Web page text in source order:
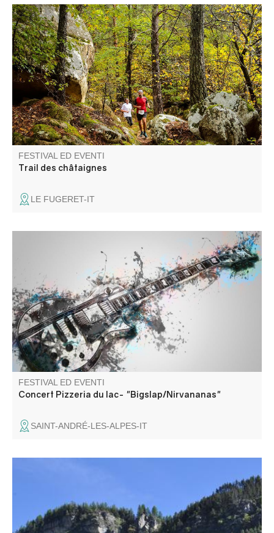
L'associazione Fugeret Sports Loisirs vi propone un
percorso tra i castagneti e i sublimi colori autunnali.
FESTIVAL ED EVENTI
Trail des châtaignes
LE FUGERET-IT
Du Punk Rock Californien et Tribute Nirvana. Barbecue
géant, pizzas au feu de bois, tout ce qu'il faut pour passer
une excellente soirée.
FESTIVAL ED EVENTI
Concert Pizzeria du lac- "Bigslap/Nirvananas"
SAINT-ANDRÉ-LES-ALPES-IT
Fête au cœur du petit hameau de Chasse au milieu des